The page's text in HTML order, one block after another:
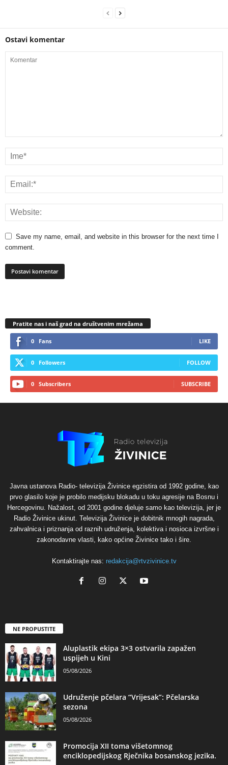
Ostavi komentar
Save my name, email, and website in this browser for the next time I
comment.
Pratite nas i naš grad na društvenim mrežama
0 Fans LIKE
0 Followers FOLLOW
0 Subscribers SUBSCRIBE
Javna ustanova Radio- televizija Živinice egzistira od 1992 godine, kao
prvo glasilo koje je probilo medijsku blokadu u toku agresije na Bosnu i
Hercegovinu. Nažalost, od 2001 godine djeluje samo kao televizija, jer je
Radio Živinice ukinut. Televizija Živinice je dobitnik mnogih nagrada,
zahvalnica i priznanja od raznih udruženja, kolektiva i nosioca izvršne i
zakonodavne vlasti, kako općine Živinice tako i šire.
Kontaktirajte nas: redakcija@rtvzivinice.tv
NE PROPUSTITE
Aluplastik ekipa 3×3 ostvarila zapažen
uspijeh u Kini
05/08/2026
Udruženje pčelara “Vrijesak”: Pčelarska
sezona
05/08/2026
Promocija XII toma višetomnog
enciklopedijskog Rječnika bosanskog jezika.